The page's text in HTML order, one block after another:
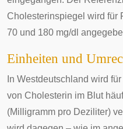
Cholesterinspiegel wird für
70 und 180 mg/dl
Einheiten und
In Westdeutschland wird
von Cholesterin im Blut
(Milligramm pro Deziliter)